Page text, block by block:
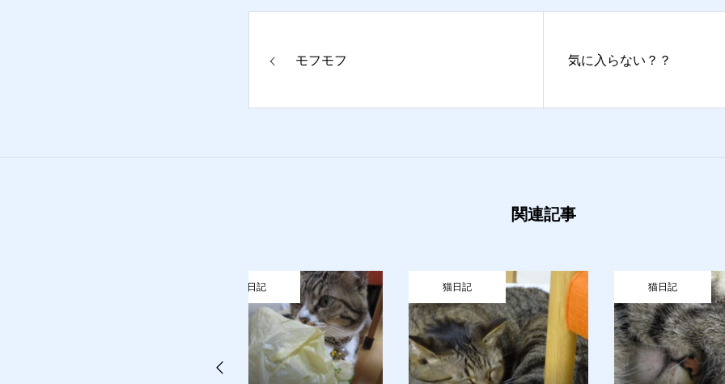
買取り 販売 お問合せ
モフモフ 気に入らない？？
関連記事
猫日記 猫日記 猫日記